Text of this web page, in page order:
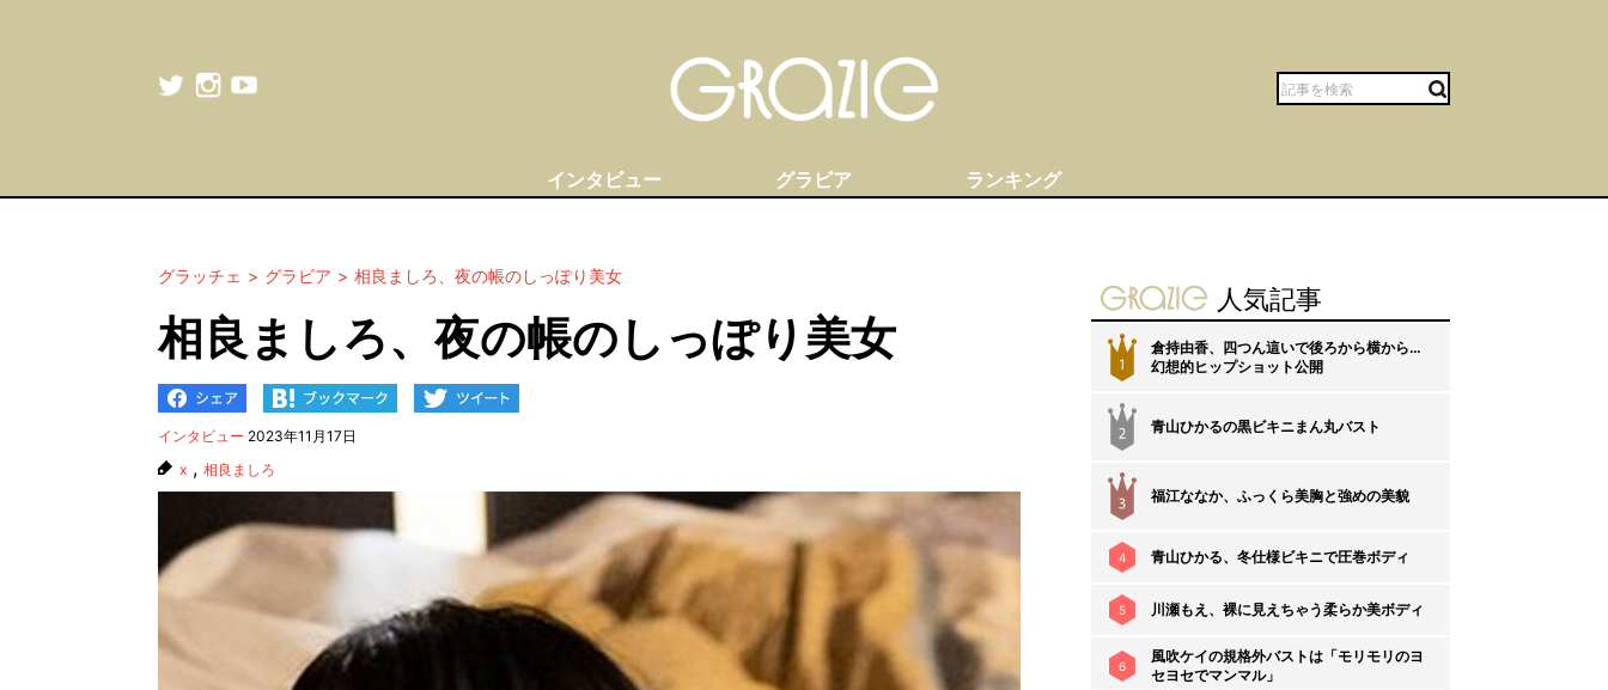
インタビュー グラビア ランキング
グラッチェ グラビア 相良ましろ、夜の帳のしっぽり美女
相良ましろ、夜の帳のしっぽり美女
インタビュー 2023年11月17日
x , 相良ましろ
gravure-grazie
人気記事
1
倉持由香、四つん這いで後ろから横から…
幻想的ヒップショット公開
青山ひかるの黒ビキニまん丸バスト
福江ななか、ふっくら美胸と強めの美貌
4 青山ひかる、冬仕様ビキニで圧巻ボディ
5 川瀬もえ、裸に見えちゃう柔らか美ボディ
6
風吹ケイの規格外バストは「モリモリのヨ
セヨセでマンマル」